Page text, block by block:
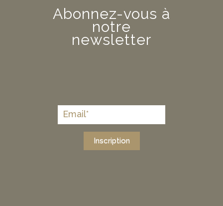
Abonnez-vous à
notre
newsletter
Inscription